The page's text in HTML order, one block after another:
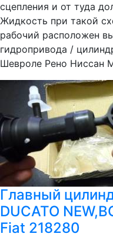
сцепления и от туда
Жидкость при такой
рабочий расположен
гидропривода /
Шевроле Рено Ниссан
Главный
DUCATO
Fiat 218280